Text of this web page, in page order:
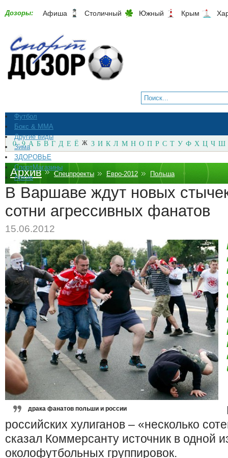
Дозоры: Афиша Столичный Южный Крым
Футбол
Бокс & ММА
Другие виды
Зима
ЗДОРОВЬЕ
СпортМагазины
Архив
0 - 9 А Б В Г Д Е Ё Ж З И К Л М Н О П Р С Т У Ф Х Ц Ч Ш
Архив Спецпроекты Евро-2012 Польша
В Варшаве ждут новых
сотни агрессивных фанатов
15.06.2012
драка фанатов польши и россии
российских хулиганов – «несколько
сказал Коммерсанту источник в одной
околофутбольных группировок.